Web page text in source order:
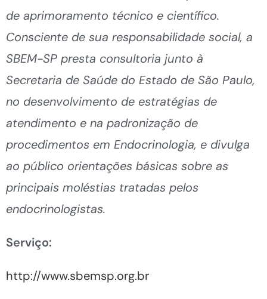
de aprimoramento técnico e científico.
Consciente de sua responsabilidade social, a
SBEM-SP presta consultoria junto à
Secretaria de Saúde do Estado de São Paulo,
no desenvolvimento de estratégias de
atendimento e na padronização de
procedimentos em Endocrinologia, e divulga
ao público orientações básicas sobre as
principais moléstias tratadas pelos
endocrinologistas.
Serviço:
http://www.sbemsp.org.br